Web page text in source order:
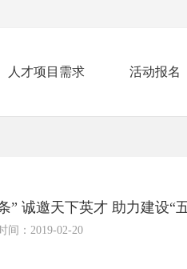
人才项目需求 活动报名
” 诚邀天下英才 助力建设“
间：2019-02-20